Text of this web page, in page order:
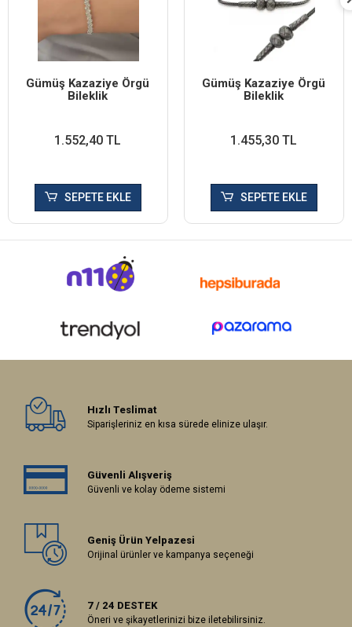
Gümüş Kazaziye Örgü
Bileklik
1.552,40 TL
SEPETE EKLE
Gümüş Kazaziye Örgü
Bileklik
1.455,30 TL
SEPETE EKLE
Hızlı Teslimat
Siparişleriniz en kısa sürede elinize ulaşır.
Güvenli Alışveriş
Güvenli ve kolay ödeme sistemi
Geniş Ürün Yelpazesi
Orijinal ürünler ve kampanya seçeneği
7 / 24 DESTEK
Öneri ve şikayetlerinizi bize iletebilirsiniz.